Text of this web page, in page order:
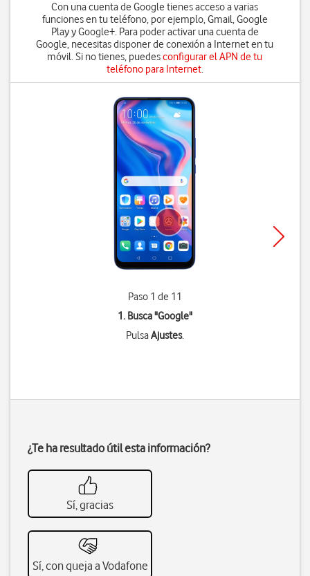
Con una cuenta de Google tienes acceso a varias
funciones en tu teléfono, por ejemplo, Gmail, Google
Play y Google+. Para poder activar una cuenta de
Google, necesitas disponer de conexión a Internet en tu
móvil. Si no tienes, puedesconfigurar el APN de tu
teléfono para Internet.
Paso 1 de 11
1. Busca "Google"
PulsaAjustes.
¿Te ha resultado útil esta información?
Sí, gracias
Sí, con queja a Vodafone